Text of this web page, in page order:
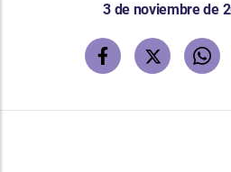
3 de noviembre de